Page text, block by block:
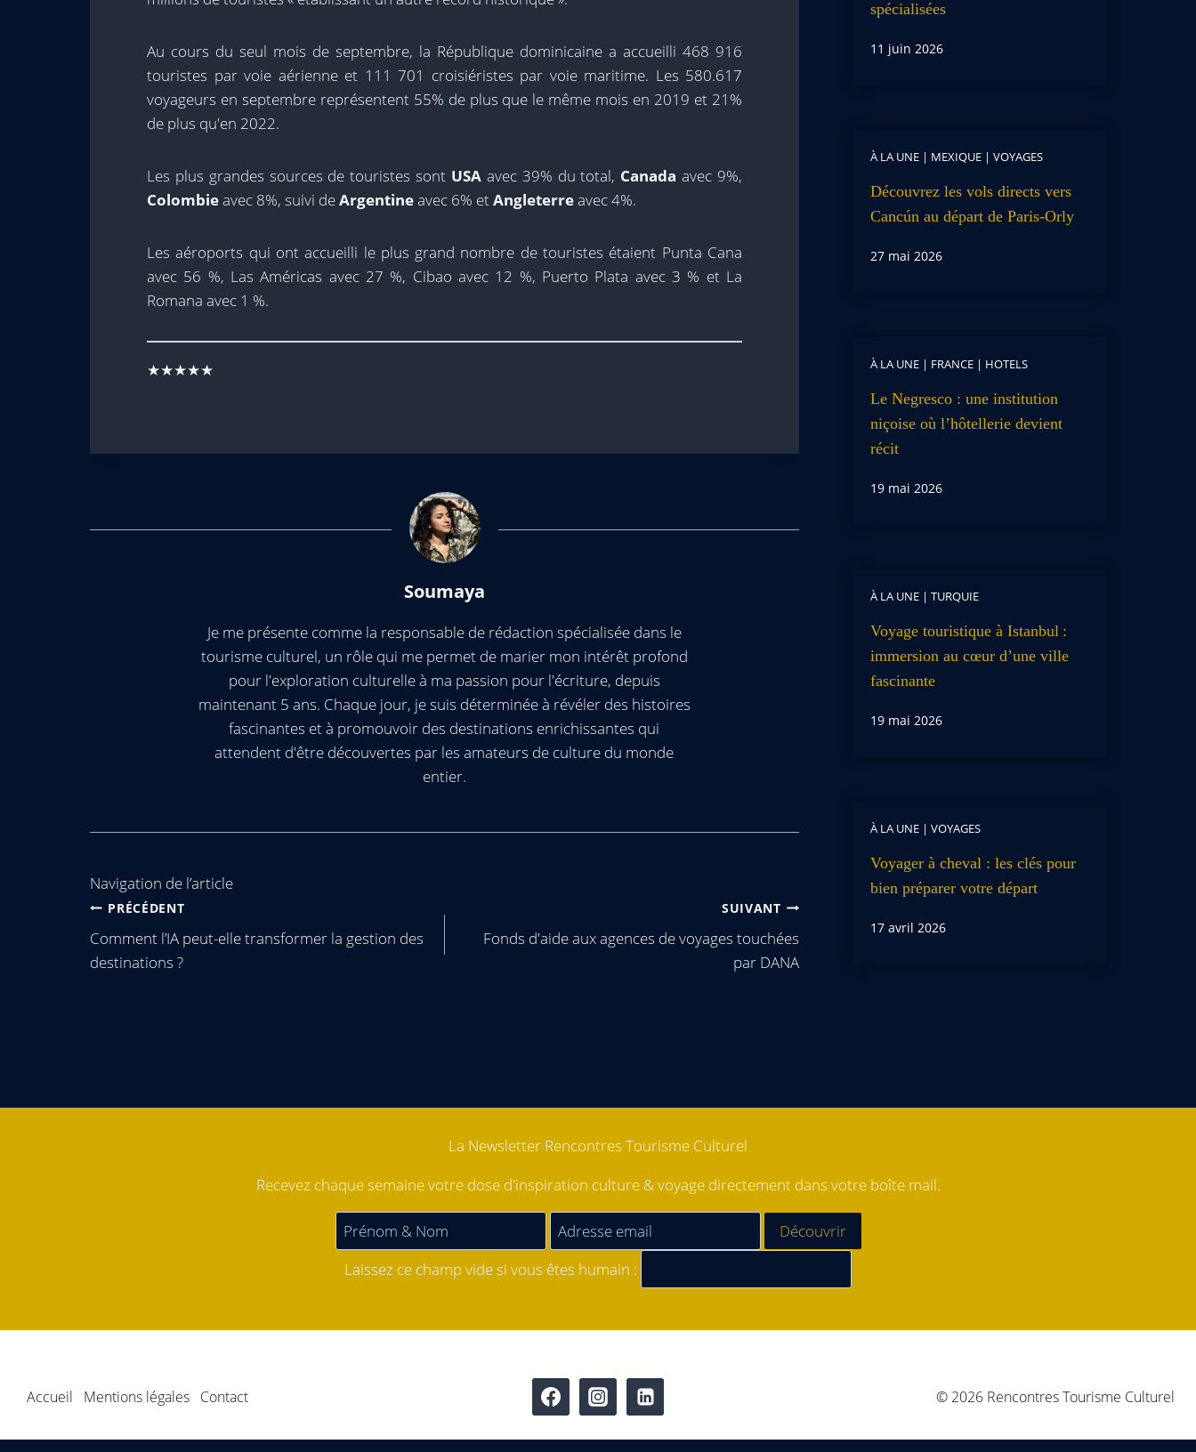
Au cours du seul mois de septembre, la République dominicaine a accueilli 468 916
touristes par voie aérienne et 111 701 croisiéristes par voie maritime. Les 580.617
voyageurs en septembre représentent 55% de plus que le même mois en 2019 et 21%
de plus qu'en 2022.
Les plus grandes sources de touristes sont USA avec 39% du total, Canada avec 9%,
Colombieavec 8%, suivi deArgentineavec 6% etAngleterreavec 4%.
Les aéroports qui ont accueilli le plus grand nombre de touristes étaient Punta Cana
avec 56 %, Las Américas avec 27 %, Cibao avec 12 %, Puerto Plata avec 3 % et La
Romana avec 1 %.
★★★★★
Soumaya
Je me présente comme la responsable de rédaction spécialisée dans le
tourisme culturel, un rôle qui me permet de marier mon intérêt profond
pour l'exploration culturelle à ma passion pour l'écriture, depuis
maintenant 5 ans. Chaque jour, je suis déterminée à révéler des histoires
fascinantes et à promouvoir des destinations enrichissantes qui
attendent d'être découvertes par les amateurs de culture du monde
entier.
Navigation de l’article
PRÉCÉDENT
Comment l’IA peut-elle transformer la gestion des
destinations ?
SUIVANT
Fonds d'aide aux agences de voyages touchées
par DANA
spécialisées
11 juin 2026
À LA UNE| MEXIQUE| VOYAGES
Découvrez les vols directs vers
Cancún au départ de Paris-Orly
27 mai 2026
À LA UNE| FRANCE| HOTELS
Le Negresco : une institution
niçoise où l’hôtellerie devient
récit
19 mai 2026
À LA UNE| TURQUIE
Voyage touristique à Istanbul :
immersion au cœur d’une ville
fascinante
19 mai 2026
À LA UNE| VOYAGES
Voyager à cheval : les clés pour
bien préparer votre départ
17 avril 2026
La Newsletter Rencontres Tourisme Culturel
Recevez chaque semaine votre dose d'inspiration culture & voyage directement dans votre boîte mail.
Laissez ce champ vide si vous êtes humain :
Accueil Mentions légales Contact © 2026 Rencontres Tourisme Culturel